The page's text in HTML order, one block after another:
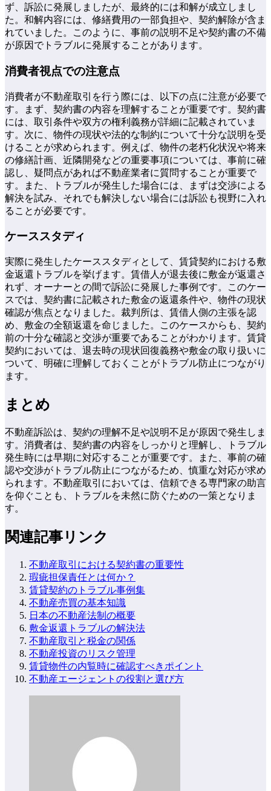
ず、訴訟に発展しましたが、最終的には和解が成立しまし
た。和解内容には、修繕費用の一部負担や、契約解除が含ま
れていました。このように、事前の説明不足や契約書の不備
が原因でトラブルに発展することがあります。
消費者視点での注意点
消費者が不動産取引を行う際には、以下の点に注意が必要で
す。まず、契約書の内容を理解することが重要です。契約書
には、取引条件や双方の権利義務が詳細に記載されていま
す。次に、物件の現状や法的な制約について十分な説明を受
けることが求められます。例えば、物件の老朽化状況や将来
の修繕計画、近隣開発などの重要事項については、事前に確
認し、疑問点があれば不動産業者に質問することが重要で
す。また、トラブルが発生した場合には、まずは交渉による
解決を試み、それでも解決しない場合には訴訟も視野に入れ
ることが必要です。
ケーススタディ
実際に発生したケーススタディとして、賃貸契約における敷
金返還トラブルを挙げます。賃借人が退去後に敷金が返還さ
れず、オーナーとの間で訴訟に発展した事例です。このケー
スでは、契約書に記載された敷金の返還条件や、物件の現状
確認が焦点となりました。裁判所は、賃借人側の主張を認
め、敷金の全額返還を命じました。このケースからも、契約
前の十分な確認と交渉が重要であることがわかります。賃貸
契約においては、退去時の現状回復義務や敷金の取り扱いに
ついて、明確に理解しておくことがトラブル防止につながり
ます。
まとめ
不動産訴訟は、契約の理解不足や説明不足が原因で発生しま
す。消費者は、契約書の内容をしっかりと理解し、トラブル
発生時には早期に対応することが重要です。また、事前の確
認や交渉がトラブル防止につながるため、慎重な対応が求め
られます。不動産取引においては、信頼できる専門家の助言
を仰ぐことも、トラブルを未然に防ぐための一策となりま
す。
関連記事リンク
不動産取引における契約書の重要性
瑕疵担保責任とは何か？
賃貸契約のトラブル事例集
不動産売買の基本知識
日本の不動産法制の概要
敷金返還トラブルの解決法
不動産取引と税金の関係
不動産投資のリスク管理
賃貸物件の内覧時に確認すべきポイント
不動産エージェントの役割と選び方